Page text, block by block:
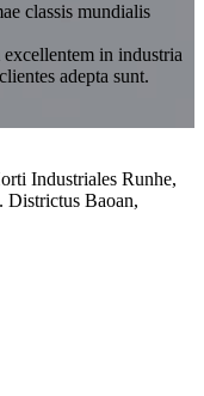
classis mundialis
in industria
adepta sunt.
Industriales Runhe,
Districtus Baoan,